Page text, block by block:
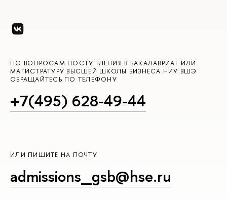
ПО ВОПРОСАМ ПОСТУПЛЕНИЯ В БАКАЛАВРИАТ ИЛИ
МАГИСТРАТУРУ ВЫСШЕЙ ШКОЛЫ БИЗНЕСА НИУ ВШЭ
ОБРАЩАЙТЕСЬ ПО ТЕЛЕФОНУ
+7(495) 628-49-44
ИЛИ ПИШИТЕ НА ПОЧТУ
admissions_gsb@hse.ru